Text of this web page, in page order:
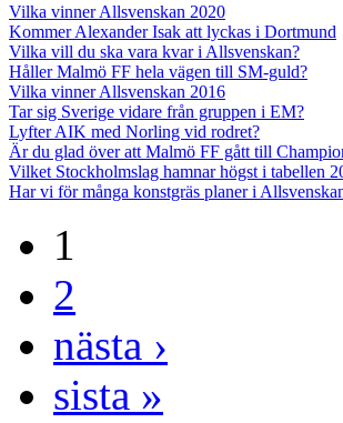
Vilka vinner Allsvenskan 2020
Kommer Alexander Isak att lyckas i Dortmund
Vilka vill du ska vara kvar i Allsvenskan?
Håller Malmö FF hela vägen till SM-guld?
Vilka vinner Allsvenskan 2016
Tar sig Sverige vidare från gruppen i EM?
Lyfter AIK med Norling vid rodret?
Är du glad över att Malmö FF gått till
Vilket Stockholmslag hamnar högst i tabellen
Har vi för många konstgräs planer i
1
2
nästa ›
sista »